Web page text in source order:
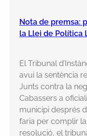
Nota de premsa:
la Llei de Política
El Tribunal
avui la sentència
Junts contra la
Cabassers a
municipi després
faria per complir
resolució, el